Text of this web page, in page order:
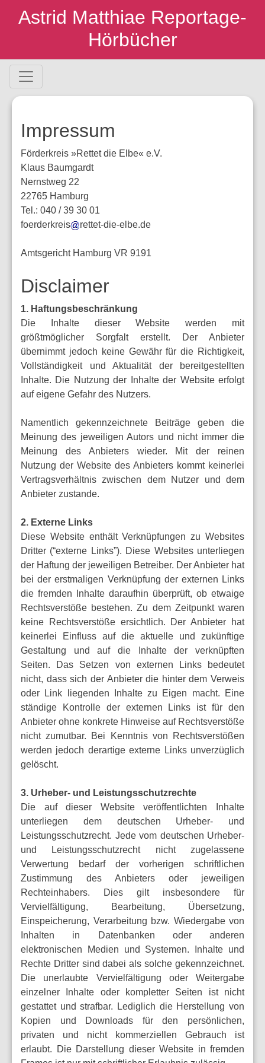
Astrid Matthiae Reportage-
Hörbücher
Impressum
Förderkreis »Rettet die Elbe« e.V.
Klaus Baumgardt
Nernstweg 22
22765 Hamburg
Tel.: 040 / 39 30 01
foerderkreis
rettet-die-elbe.de
Amtsgericht Hamburg VR 9191
Disclaimer
1. Haftungsbeschränkung
Die Inhalte dieser Website werden mit
größtmöglicher Sorgfalt erstellt. Der Anbieter
übernimmt jedoch keine Gewähr für die Richtigkeit,
Vollständigkeit und Aktualität der bereitgestellten
Inhalte. Die Nutzung der Inhalte der Website erfolgt
auf eigene Gefahr des Nutzers.
Namentlich gekennzeichnete Beiträge geben die
Meinung des jeweiligen Autors und nicht immer die
Meinung des Anbieters wieder. Mit der reinen
Nutzung der Website des Anbieters kommt keinerlei
Vertragsverhältnis zwischen dem Nutzer und dem
Anbieter zustande.
2. Externe Links
Diese Website enthält Verknüpfungen zu Websites
Dritter (“externe Links”). Diese Websites unterliegen
der Haftung der jeweiligen Betreiber. Der Anbieter hat
bei der erstmaligen Verknüpfung der externen Links
die fremden Inhalte daraufhin überprüft, ob etwaige
Rechtsverstöße bestehen. Zu dem Zeitpunkt waren
keine Rechtsverstöße ersichtlich. Der Anbieter hat
keinerlei Einfluss auf die aktuelle und zukünftige
Gestaltung und auf die Inhalte der verknüpften
Seiten. Das Setzen von externen Links bedeutet
nicht, dass sich der Anbieter die hinter dem Verweis
oder Link liegenden Inhalte zu Eigen macht. Eine
ständige Kontrolle der externen Links ist für den
Anbieter ohne konkrete Hinweise auf Rechtsverstöße
nicht zumutbar. Bei Kenntnis von Rechtsverstößen
werden jedoch derartige externe Links unverzüglich
gelöscht.
3. Urheber- und Leistungsschutzrechte
Die auf dieser Website veröffentlichten Inhalte
unterliegen dem deutschen Urheber- und
Leistungsschutzrecht. Jede vom deutschen Urheber-
und Leistungsschutzrecht nicht zugelassene
Verwertung bedarf der vorherigen schriftlichen
Zustimmung des Anbieters oder jeweiligen
Rechteinhabers. Dies gilt insbesondere für
Vervielfältigung, Bearbeitung, Übersetzung,
Einspeicherung, Verarbeitung bzw. Wiedergabe von
Inhalten in Datenbanken oder anderen
elektronischen Medien und Systemen. Inhalte und
Rechte Dritter sind dabei als solche gekennzeichnet.
Die unerlaubte Vervielfältigung oder Weitergabe
einzelner Inhalte oder kompletter Seiten ist nicht
gestattet und strafbar. Lediglich die Herstellung von
Kopien und Downloads für den persönlichen,
privaten und nicht kommerziellen Gebrauch ist
erlaubt. Die Darstellung dieser Website in fremden